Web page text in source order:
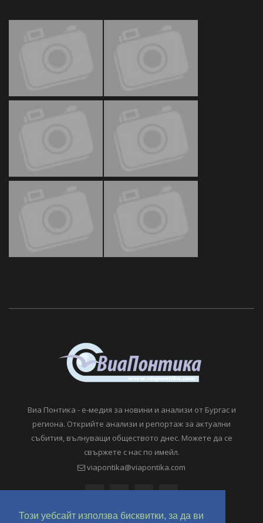
Този уебсайт използва бисквитки, за да ви
Виа Понтика - е-медия за новини и анализи от Бургас и
региона. Открийте анализи и репортаж за актуални
събития, вълнуващи обществото днес. Можете да се
свържете с нас по имейл.
viapontika@viapontika.com